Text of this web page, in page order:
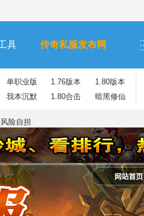
具 传奇私服发布网
单职业版 1.76版本
1.80版本
我本沉默
1.80合击 暗黑修仙